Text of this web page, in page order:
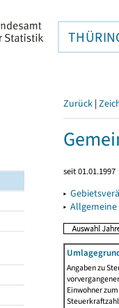
Zurück |
seit 01.01.1997
▸
▸
Angaben zu
Einwohner